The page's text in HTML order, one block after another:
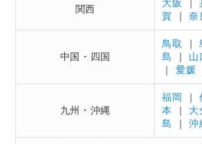
関西
大阪 ｜
賀
｜奈
中国・四国
鳥取 ｜
島
｜ 山
｜ 愛媛
九州・沖縄
福岡 ｜
本
｜ 大
島
｜沖